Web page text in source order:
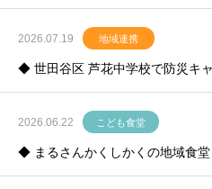
2026.07.19 地域連携
◆ 世田谷区 芦花中学校で防災キ
2026.06.22 こども食堂
◆ まるさんかくしかくの地域食